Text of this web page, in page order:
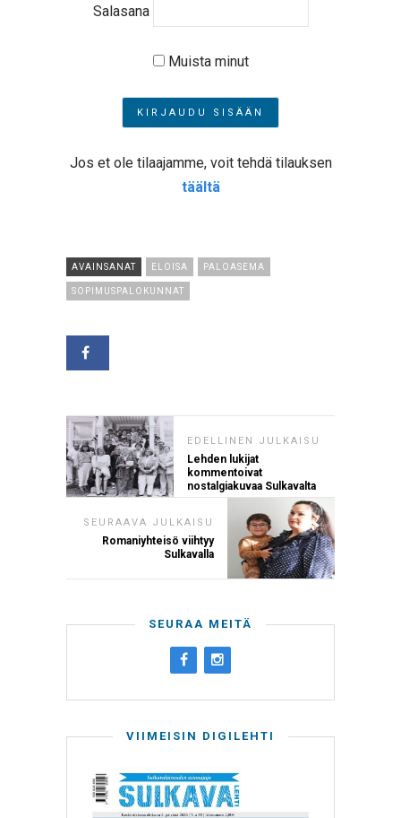
Salasana
Muista minut
Jos et ole tilaajamme, voit tehdä tilauksen
täältä
AVAINSANAT ELOISA PALOASEMA
SOPIMUSPALOKUNNAT
EDELLINEN JULKAISU
Lehden lukijat
kommentoivat
nostalgiakuvaa Sulkavalta
SEURAAVA JULKAISU
Romaniyhteisö viihtyy
Sulkavalla
SEURAA MEITÄ
VIIMEISIN DIGILEHTI